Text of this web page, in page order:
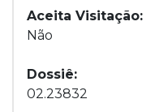
Aceita Visitação:
Não
Dossiê:
02.23832